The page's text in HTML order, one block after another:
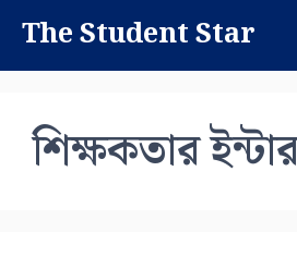
content
The Student Star
শিক্ষকতার